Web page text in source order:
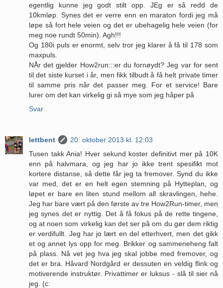
egentlig kunne jeg godt stilt opp. JEg er så redd de
10kmløp. Synes det er verre enn en maraton fordi jeg må
løpe så fort hele veien og det er ubehagelig hele veien (for
meg noe rundt 50min). Agh!!!
Og 180i puls er enormt, selv tror jeg klarer å få til 178 som
maxpuls.
NÅr det gjelder How2run:::er du fornøydt? Jeg var for sent
til det siste kurset i år, men fikk tilbudt å få helt private timer
til samme pris når det passer meg. For et service! Bare
lurer om det kan virkelig gi så mye som jeg håper på
Svar
lettbent
20. oktober 2013 kl. 12:03
Tusen takk Ania! Hver sekund koster definitivt mer på 10K
enn på halvmara, og jeg har jo ikke trent spesifikt mot
kortere distanse, så dette får jeg ta fremover. Synd du ikke
var med, det er en helt egen stemning på Hytteplan, og
løpet er bare en liten stund mellom all skravlingen, hehe.
Jeg har bare vært på den første av tre How2Run-timer, men
jeg synes det er nyttig. Det å få fokus på de rette tingene,
og at noen som virkelig kan det ser på om du gør dem riktig
er verdifullt. Jeg har jo lært en del etterhvert, men det gikk
et og annet lys opp for meg. Brikker og sammeneheng falt
på plass. Nå vet jeg hva jeg skal jobbe med fremover, og
det er bra. Håvard Nordgård er dessuten en veldig flink og
motiverende instruktør. Privattimer er luksus - slå til sier nå
jeg. (c: